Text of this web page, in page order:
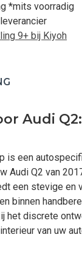
*mits voorradig
9+ bij Kiyoh
Audi
is een
Audi Q2 van
een stevige en
binnen
het discrete
van uw